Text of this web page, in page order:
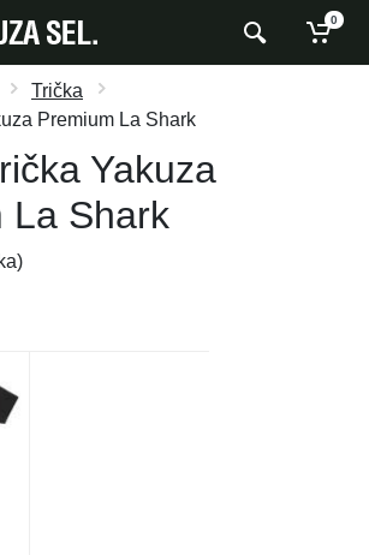
0
Trička
Premium La Shark
Yakuza
La Shark